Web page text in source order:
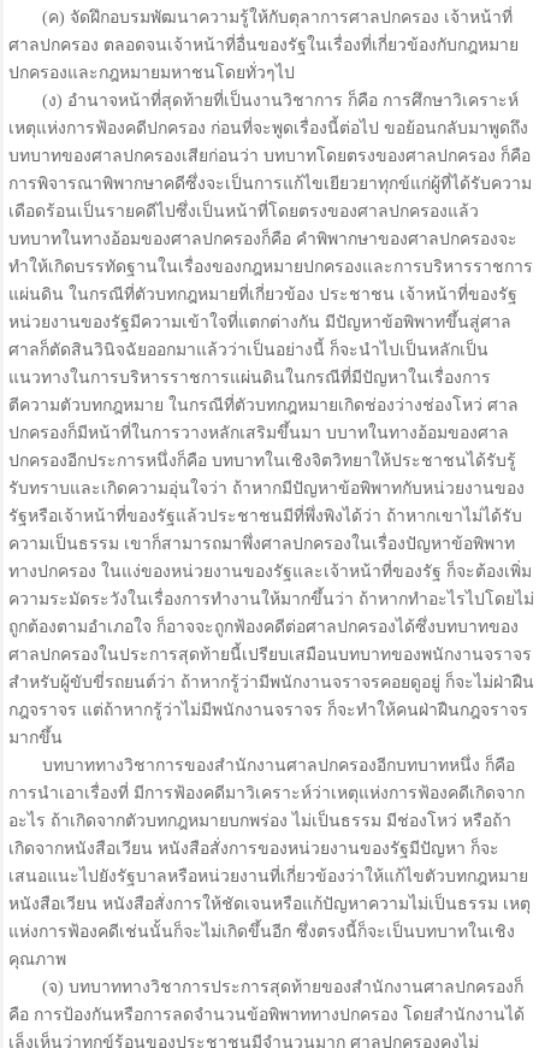
(ค) จัดฝึกอบรมพัฒนาความรู้ให้กับตุลาการศาลปกครอง เจ้าหน้าที่
ศาลปกครอง ตลอดจนเจ้าหน้าที่อื่นของรัฐในเรื่องที่เกี่ยวข้องกับกฎหมาย
ปกครองและกฎหมายมหาชนโดยทั่วๆไป
(ง) อำนาจหน้าที่สุดท้ายที่เป็นงานวิชาการ ก็คือ การศึกษาวิเคราะห์
เหตุแห่งการฟ้องคดีปกครอง ก่อนที่จะพูดเรื่องนี้ต่อไป ขอย้อนกลับมาพูดถึง
บทบาทของศาลปกครองเสียก่อนว่า บทบาทโดยตรงของศาลปกครอง ก็คือ
การพิจารณาพิพากษาคดีซึ่งจะเป็นการแก้ไขเยียวยาทุกข์แก่ผู้ที่ได้รับความ
เดือดร้อนเป็นรายคดีไปซึ่งเป็นหน้าที่โดยตรงของศาลปกครองแล้ว
บทบาทในทางอ้อมของศาลปกครองก็คือ คำพิพากษาของศาลปกครองจะ
ทำให้เกิดบรรทัดฐานในเรื่องของกฎหมายปกครองและการบริหารราชการ
แผ่นดิน ในกรณีที่ตัวบทกฎหมายที่เกี่ยวข้อง ประชาชน เจ้าหน้าที่ของรัฐ
หน่วยงานของรัฐมีความเข้าใจที่แตกต่างกัน มีปัญหาข้อพิพาทขึ้นสู่ศาล
ศาลก็ตัดสินวินิจฉัยออกมาแล้วว่าเป็นอย่างนี้ ก็จะนำไปเป็นหลักเป็น
แนวทางในการบริหารราชการแผ่นดินในกรณีที่มีปัญหาในเรื่องการ
ตีความตัวบทกฎหมาย ในกรณีที่ตัวบทกฎหมายเกิดช่องว่างช่องโหว่ ศาล
ปกครองก็มีหน้าที่ในการวางหลักเสริมขึ้นมา บบาทในทางอ้อมของศาล
ปกครองอีกประการหนึ่งก็คือ บทบาทในเชิงจิตวิทยาให้ประชาชนได้รับรู้
รับทราบและเกิดความอุ่นใจว่า ถ้าหากมีปัญหาข้อพิพาทกับหน่วยงานของ
รัฐหรือเจ้าหน้าที่ของรัฐแล้วประชาชนมีที่พึ่งพิงได้ว่า ถ้าหากเขาไม่ได้รับ
ความเป็นธรรม เขาก็สามารถมาพึ่งศาลปกครองในเรื่องปัญหาข้อพิพาท
ทางปกครอง ในแง่ของหน่วยงานของรัฐและเจ้าหน้าที่ของรัฐ ก็จะต้องเพิ่ม
ความระมัดระวังในเรื่องการทำงานให้มากขึ้นว่า ถ้าหากทำอะไรไปโดยไม่
ถูกต้องตามอำเภอใจ ก็อาจจะถูกฟ้องคดีต่อศาลปกครองได้ซึ่งบทบาทของ
ศาลปกครองในประการสุดท้ายนี้เปรียบเสมือนบทบาทของพนักงานจราจร
สำหรับผู้ขับขี่รถยนต์ว่า ถ้าหากรู้ว่ามีพนักงานจราจรคอยดูอยู่ ก็จะไม่ฝ่าฝืน
กฎจราจร แต่ถ้าหากรู้ว่าไม่มีพนักงานจราจร ก็จะทำให้คนฝ่าฝืนกฎจราจร
มากขึ้น
บทบาททางวิชาการของสำนักงานศาลปกครองอีกบทบาทหนึ่ง ก็คือ
การนำเอาเรื่องที่ มีการฟ้องคดีมาวิเคราะห์ว่าเหตุแห่งการฟ้องคดีเกิดจาก
อะไร ถ้าเกิดจากตัวบทกฎหมายบกพร่อง ไม่เป็นธรรม มีช่องโหว่ หรือถ้า
เกิดจากหนังสือเวียน หนังสือสั่งการของหน่วยงานของรัฐมีปัญหา ก็จะ
เสนอแนะไปยังรัฐบาลหรือหน่วยงานที่เกี่ยวข้องว่าให้แก้ไขตัวบทกฎหมาย
หนังสือเวียน หนังสือสั่งการให้ชัดเจนหรือแก้ปัญหาความไม่เป็นธรรม เหตุ
แห่งการฟ้องคดีเช่นนั้นก็จะไม่เกิดขึ้นอีก ซึ่งตรงนี้ก็จะเป็นบทบาทในเชิง
คุณภาพ
(จ) บทบาททางวิชาการประการสุดท้ายของสำนักงานศาลปกครองก็
คือ การป้องกันหรือการลดจำนวนข้อพิพาททางปกครอง โดยสำนักงานได้
เล็งเห็นว่าทุกข์ร้อนของประชาชนมีจำนวนมาก ศาลปกครองคงไม่